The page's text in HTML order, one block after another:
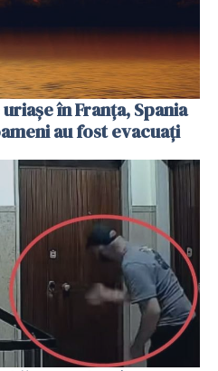
în Franța, Spania
au fost evacuați